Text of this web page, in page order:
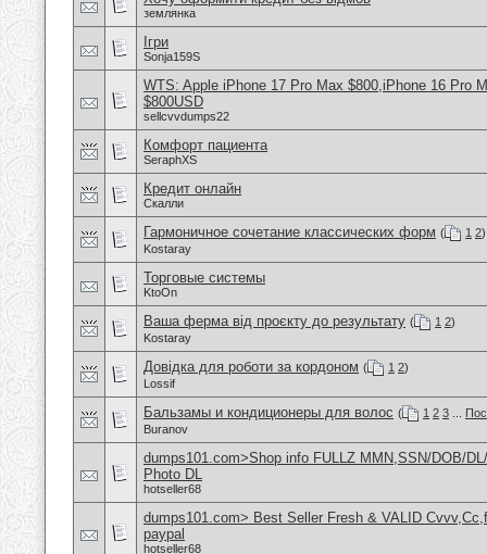
землянка
Ігри
Sonja159S
WTS: Apple iPhone 17 Pro Max $800,iPhone 16 Pro
$800USD
sellcvvdumps22
Комфорт пациента
SeraphXS
Кредит онлайн
Скалли
Гармоничное сочетание классических форм ( 1 2)
Kostaray
Торговые системы
KtoOn
Ваша ферма від проєкту до результату ( 1 2)
Kostaray
Довідка для роботи за кордоном ( 1 2)
Lossif
Бальзамы и кондиционеры для волос ( 1 2 3
Buranov
dumps101.com>Shop info FULLZ MMN,SSN/DOB/
Photo DL
hotseller68
dumps101.com> Best Seller Fresh & VALID
paypal
hotseller68